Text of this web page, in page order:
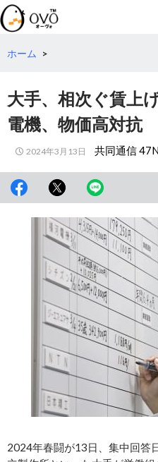
検
索
コ
テ
へ
ホーム >
大手、相次ぐ賃上
電機、物価高対抗
2024年3月13日 共同通信
2024年春闘が13日、集中回答